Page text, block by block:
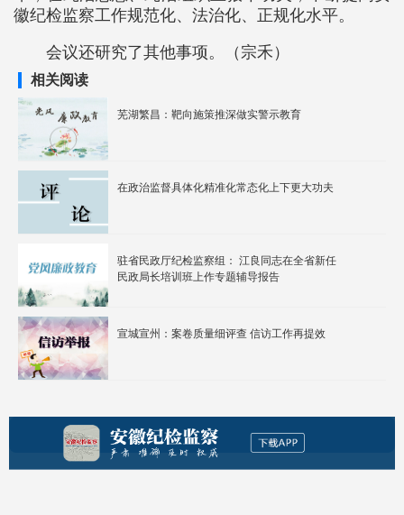
徽纪检监察工作规范化、法治化、正规化水平。
会议还研究了其他事项。（宗禾）
相关阅读
芜湖繁昌：靶向施策推深做实警示教育
在政治监督具体化精准化常态化上下更大功夫
驻省民政厅纪检监察组： 江良同志在全省新任
民政局长培训班上作专题辅导报告
宣城宣州：案卷质量细评查 信访工作再提效